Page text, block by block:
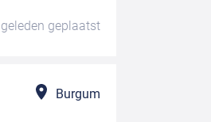
geplaatst
Burgum